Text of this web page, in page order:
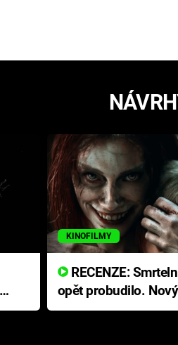
KINOFILMY
RECENZE: Smrtelné zlo se
opět probudilo.
přichází s